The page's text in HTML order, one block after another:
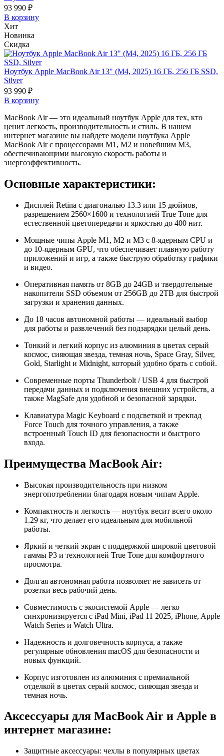
93 990 ₽
В корзину
Хит
Новинка
Скидка
Ноутбук Apple MacBook Air 13" (M4, 2025) 16 ГБ, 256 ГБ SSD,
Silver
93 990 ₽
В корзину
MacBook Air — это идеальный ноутбук Apple для тех, кто
ценит легкость, производительность и стиль. В нашем
интернет магазине вы найдете модели ноутбука Apple
MacBook Air с процессорами M1, M2 и новейшим M3,
обеспечивающими высокую скорость работы и
энергоэффективность.
Основные характеристики:
Дисплей Retina с диагональю 13.3 или 15 дюймов,
разрешением 2560×1600 и технологией True Tone для
естественной цветопередачи и яркостью до 400 нит.
Мощные чипы Apple M1, M2 и M3 с 8-ядерным CPU и
до 10-ядерным GPU, что обеспечивает плавную работу
приложений и игр, а также быструю обработку графики
и видео.
Оперативная память от 8GB до 24GB и твердотельные
накопители SSD объемом от 256GB до 2TB для быстрой
загрузки и хранения данных.
До 18 часов автономной работы — идеальный выбор
для работы и развлечений без подзарядки целый день.
Тонкий и легкий корпус из алюминия в цветах серый
космос, сияющая звезда, темная ночь, Space Gray, Silver,
Gold, Starlight и Midnight, который удобно брать с собой.
Современные порты Thunderbolt / USB 4 для быстрой
передачи данных и подключения внешних устройств, а
также MagSafe для удобной и безопасной зарядки.
Клавиатура Magic Keyboard с подсветкой и трекпад
Force Touch для точного управления, а также
встроенный Touch ID для безопасности и быстрого
входа.
Преимущества MacBook Air:
Высокая производительность при низком
энергопотреблении благодаря новым чипам Apple.
Компактность и легкость — ноутбук весит всего около
1.29 кг, что делает его идеальным для мобильной
работы.
Яркий и четкий экран с поддержкой широкой цветовой
гаммы P3 и технологией True Tone для комфортного
просмотра.
Долгая автономная работа позволяет не зависеть от
розетки весь рабочий день.
Совместимость с экосистемой Apple — легко
синхронизируется с iPad Mini, iPad 11 2025, iPhone, Apple
Watch Series и Watch Ultra.
Надежность и долговечность корпуса, а также
регулярные обновления macOS для безопасности и
новых функций.
Корпус изготовлен из алюминия с премиальной
отделкой в цветах серый космос, сияющая звезда и
темная ночь.
Аксессуары для MacBook Air и Apple в
интернет магазине:
Защитные аксессуары: чехлы в популярных цветах